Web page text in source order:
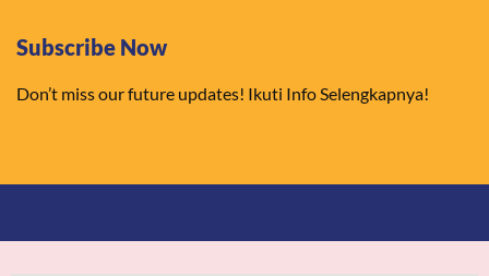
Subscribe Now
Don’t miss our future updates! Ikuti Info Selengkapnya!